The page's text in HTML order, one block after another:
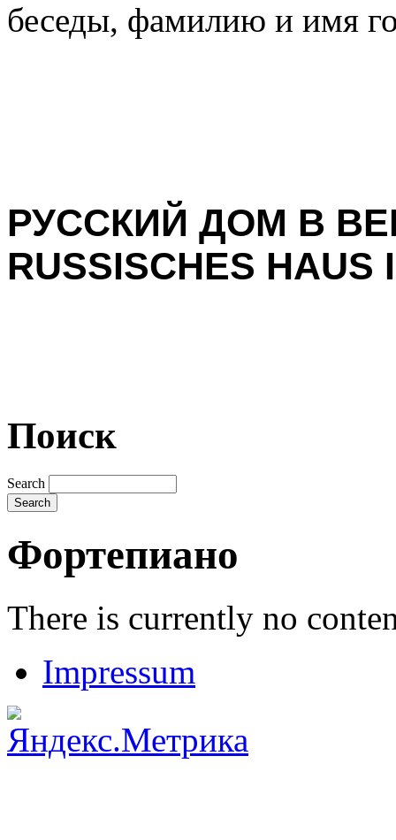
беседы, фамилию и имя
РУССКИЙ ДОМ В
RUSSISCHES HAUS
Поиск
Search
Фортепиано
There is currently no
Impressum